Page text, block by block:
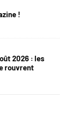
!
2026 : les
rouvrent